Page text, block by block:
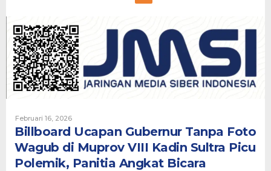
Foto
Wagub
di
Muprov
VIII
Kadin
Polemik,
Panitia
Angkat
Bicara
Februari 16, 2026Oleh
Billboard Ucapan Gubernur Tanpa Foto
Wagub di Muprov VIII Kadin Sultra Picu
Polemik, Panitia Angkat Bicara